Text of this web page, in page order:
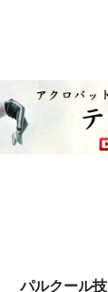
パルクール技